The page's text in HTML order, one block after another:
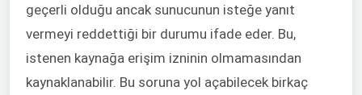
geçerli olduğu ancak sunucunun isteğe yanıt
vermeyi reddettiği bir durumu ifade eder. Bu,
istenen kaynağa erişim izninin olmamasından
kaynaklanabilir. Bu soruna yol açabilecek birkaç